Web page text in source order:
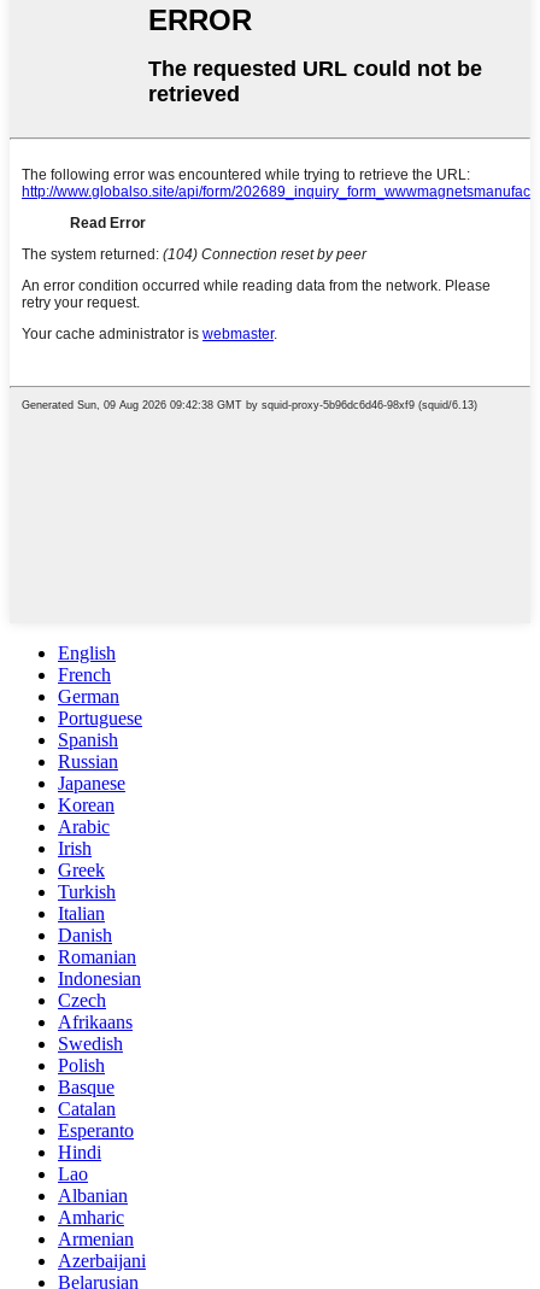
English
French
German
Portuguese
Spanish
Russian
Japanese
Korean
Arabic
Irish
Greek
Turkish
Italian
Danish
Romanian
Indonesian
Czech
Afrikaans
Swedish
Polish
Basque
Catalan
Esperanto
Hindi
Lao
Albanian
Amharic
Armenian
Azerbaijani
Belarusian